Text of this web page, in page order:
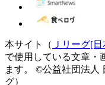
本サイト（ Ｊリーグ[
で使用している文章・
ます。
©公益社団法人
グ）